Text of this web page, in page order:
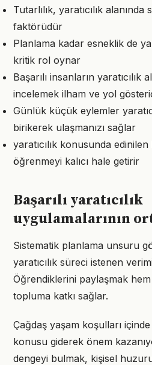
Tutarlılık, yaratıcılık
faktörüdür
Planlama kadar esneklik de
kritik rol oynar
Başarılı insanların yaratıcılık
incelemek ilham ve yol
Günlük küçük eylemler
birikerek ulaşmanızı sağlar
yaratıcılık konusunda
öğrenmeyi kalıcı hale getirir
Başarılı yaratıcılık
uygulamalarının
Sistematik planlama unsuru
yaratıcılık süreci istenen
Öğrendiklerini paylaşmak
topluma katkı sağlar.
Çağdaş yaşam koşulları
konusu giderek önem
dengeyi bulmak, kişisel